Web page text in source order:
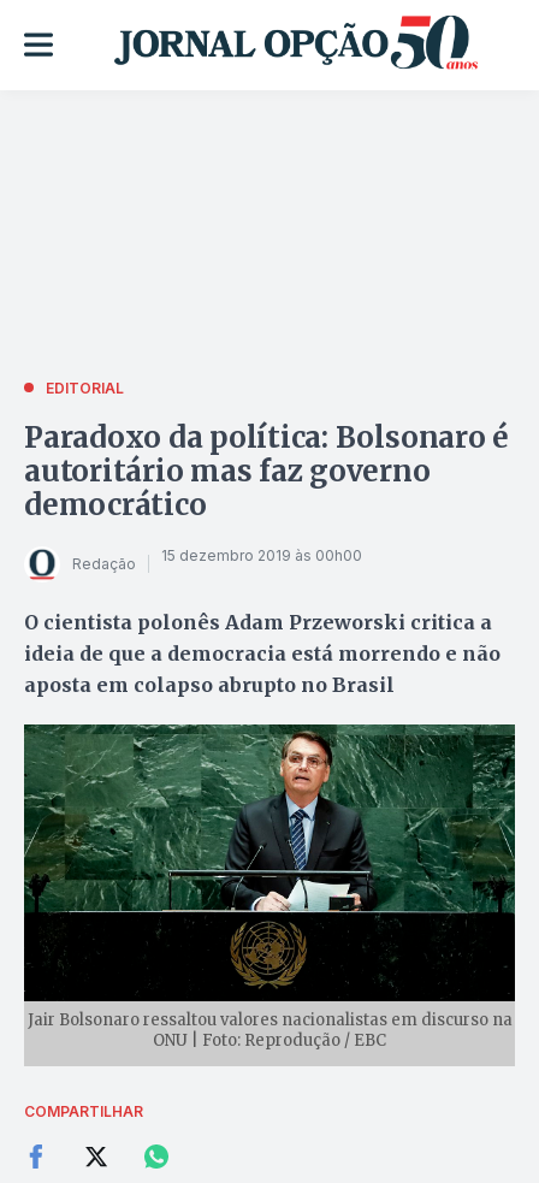
EDITORIAL
Paradoxo da política: Bolsonaro é
autoritário mas faz governo
democrático
Redação 15 dezembro 2019 às 00h00
O cientista polonês Adam Przeworski critica a
ideia de que a democracia está morrendo e não
aposta em colapso abrupto no Brasil
Jair Bolsonaro ressaltou valores nacionalistas em discurso na
ONU | Foto: Reprodução / EBC
COMPARTILHAR